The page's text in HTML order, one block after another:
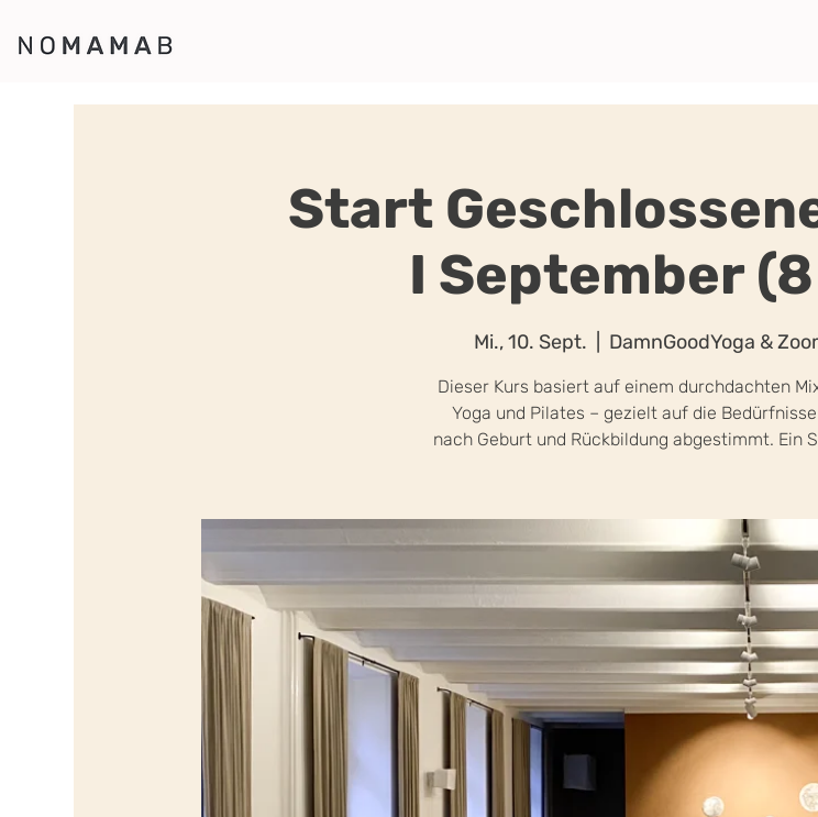
Start
I September
Mi., 10. Sept. DamnGoodYoga &
Dieser Kurs basiert auf einem durchdachten
Yoga und Pilates – gezielt auf die
nach Geburt und Rückbildung abgestimmt. Ein